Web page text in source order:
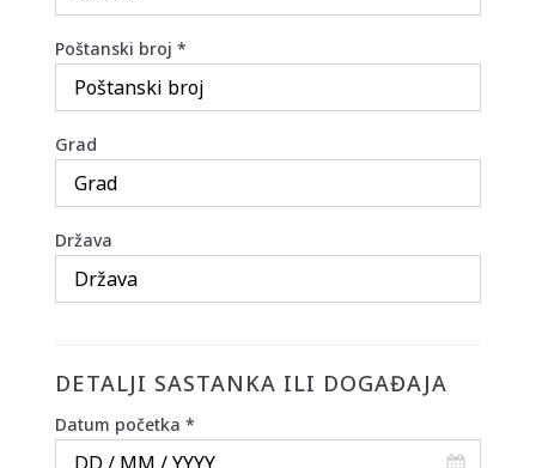
Poštanski broj *
Grad
Država
DETALJI SASTANKA ILI DOGAĐAJA
Datum početka *